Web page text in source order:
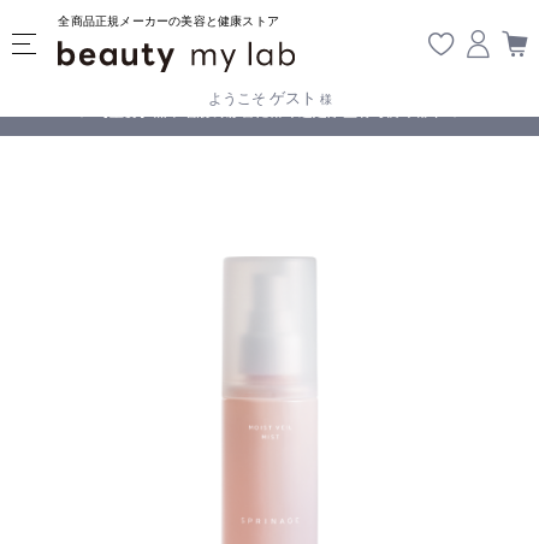
全商品正規メーカーの美容と健康ストア
ようこそ ゲスト 様
【重要】熊本地震の影響により遅延が生じております